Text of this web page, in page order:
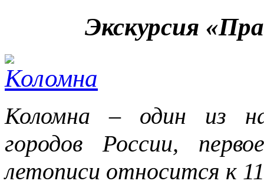
Экскурсия
Коломна – один из
городов России,
летописи относится к